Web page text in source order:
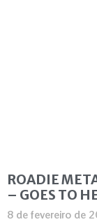
ROADIE
– GOES TO
8 de fevereiro de